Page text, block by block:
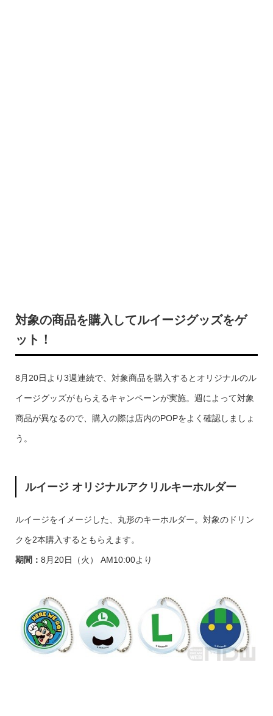
対象の商品を購入してルイージグッズをゲ
ット！
8月20日より3週連続で、対象商品を購入するとオリジナルのル
イージグッズがもらえるキャンペーンが実施。週によって対象
商品が異なるので、購入の際は店内のPOPをよく確認しましょ
う。
ルイージ オリジナルアクリルキーホルダー
ルイージをイメージした、丸形のキーホルダー。対象のドリン
クを2本購入するともらえます。
期間： 8月20日（火） AM10:00より